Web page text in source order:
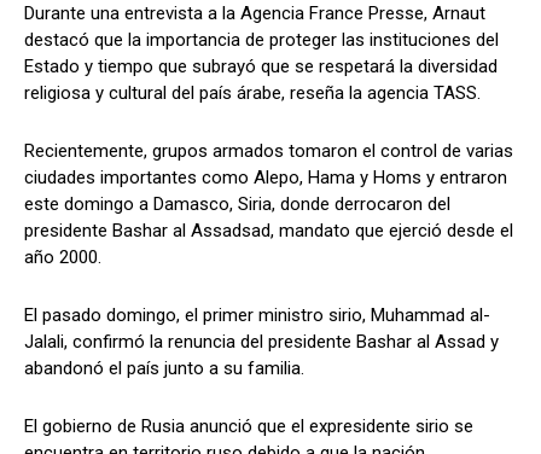
Durante una entrevista a la Agencia France Presse, Arnaut
destacó que la importancia de proteger las instituciones del
Estado y tiempo que subrayó que se respetará la diversidad
religiosa y cultural del país árabe, reseña la agencia TASS.
Recientemente, grupos armados tomaron el control de varias
ciudades importantes como Alepo, Hama y Homs y entraron
este domingo a Damasco, Siria, donde derrocaron del
presidente Bashar al Assadsad, mandato que ejerció desde el
año 2000.
El pasado domingo, el primer ministro sirio, Muhammad al-
Jalali, confirmó la renuncia del presidente Bashar al Assad y
abandonó el país junto a su familia.
El gobierno de Rusia anunció que el expresidente sirio se